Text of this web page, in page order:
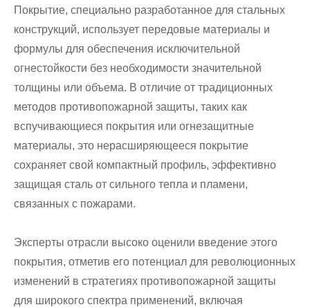
Покрытие, специально разработанное для стальных
конструкций, использует передовые материалы и
формулы для обеспечения исключительной
огнестойкости без необходимости значительной
толщины или объема. В отличие от традиционных
методов противопожарной защиты, таких как
вспучивающиеся покрытия или огнезащитные
материалы, это нерасширяющееся покрытие
сохраняет свой компактный профиль, эффективно
защищая сталь от сильного тепла и пламени,
связанных с пожарами.
Эксперты отрасли высоко оценили введение этого
покрытия, отметив его потенциал для революционных
изменений в стратегиях противопожарной защиты
для широкого спектра применений, включая